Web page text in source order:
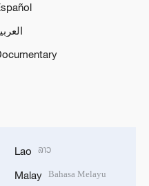
Lao ລາວ
Malay Bahasa Melayu